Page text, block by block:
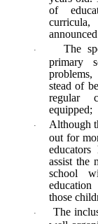
of
·
The
primary
stead of
regular
equipped;
·
Although
out for
assist the
school
those
·
The